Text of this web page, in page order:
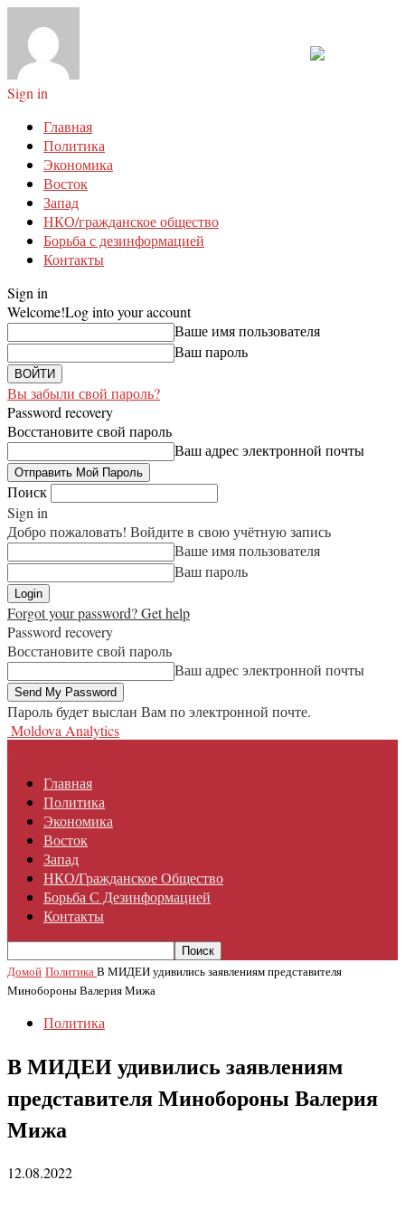
Sign in
Главная
Политика
Экономика
Восток
Запад
НКО/гражданское общество
Борьба с дезинформацией
Контакты
Sign in
Welcome!Log into your account
Ваше имя пользователя
Ваш пароль
Вы забыли свой пароль?
Password recovery
Восстановите свой пароль
Ваш адрес электронной почты
Поиск
Sign in
Добро пожаловать! Войдите в свою учётную запись
Ваше имя пользователя
Ваш пароль
Forgot your password? Get help
Password recovery
Восстановите свой пароль
Ваш адрес электронной почты
Пароль будет выслан Вам по электронной почте.
Moldova Analytics
Главная
Политика
Экономика
Восток
Запад
НКО/гражданское Общество
Борьба С Дезинформацией
Контакты
Домой ПолитикаВ МИДЕИ удивились заявлениям представителя
Минобороны Валерия Мижа
Политика
В МИДЕИ удивились заявлениям
представителя Минобороны Валерия
Мижа
12.08.2022